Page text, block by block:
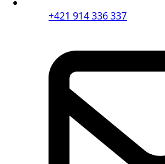
+421 914 336 337